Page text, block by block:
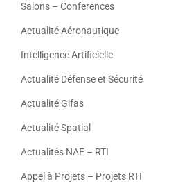
Salons – Conferences
Actualité Aéronautique
Intelligence Artificielle
Actualité Défense et Sécurité
Actualité Gifas
Actualité Spatial
Actualités NAE – RTI
Appel à Projets – Projets RTI